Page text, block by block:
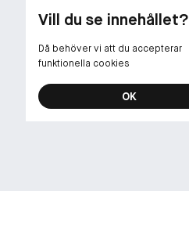
Vill du se innehållet?
Då behöver vi att du accepterar
funktionella cookies
OK